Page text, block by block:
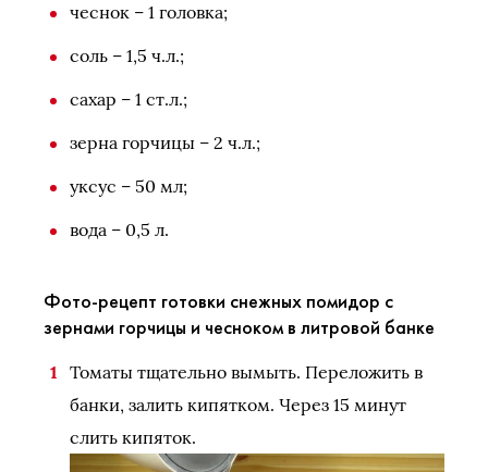
чеснок – 1 головка;
соль – 1,5 ч.л.;
сахар – 1 ст.л.;
зерна горчицы – 2 ч.л.;
уксус – 50 мл;
вода – 0,5 л.
Фото-рецепт готовки снежных помидор с
зернами горчицы и чесноком в литровой банке
Томаты тщательно вымыть. Переложить в
банки, залить кипятком. Через 15 минут
слить кипяток.